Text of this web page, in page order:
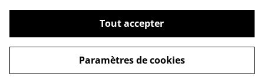
©2026Brixodin Performance 3D
powered by
Tout accepter
Paramètres de cookies